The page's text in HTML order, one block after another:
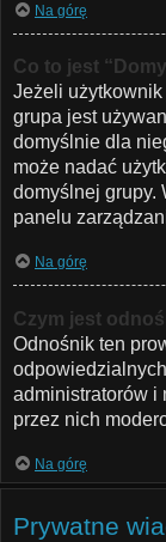
Na górę
Co to jest
Jeżeli użytkownik
grupa jest
domyślnie dla
może nadać
domyślnej grupy.
panelu
Na górę
Czym jest
Odnośnik ten
administratorów i
przez nich
Na górę
Prywatne